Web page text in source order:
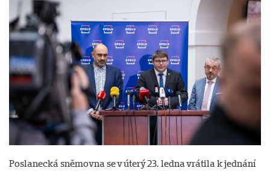
Poslanecká sněmovna se v úterý 23. ledna vrátila k jednání